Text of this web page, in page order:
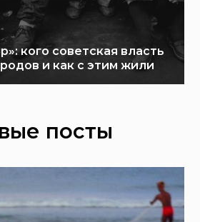
кого советская власть
и как с этим жили
посты